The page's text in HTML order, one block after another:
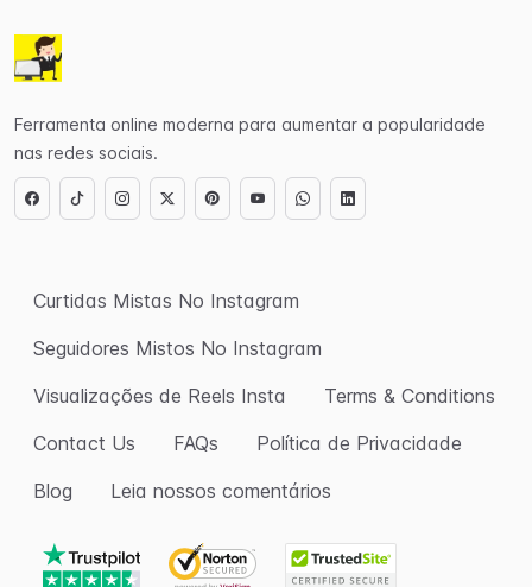
Ferramenta online moderna para aumentar a popularidade
nas redes sociais.
Curtidas Mistas No Instagram
Seguidores Mistos No Instagram
Visualizações de Reels Insta
Terms & Conditions
Contact Us
FAQs
Política de Privacidade
Blog
Leia nossos comentários